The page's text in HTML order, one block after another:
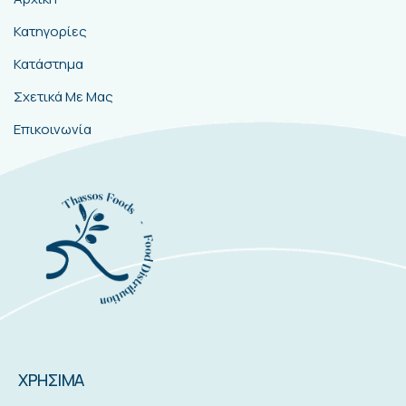
ΠΛΗΡΟΦΟΡΙΕΣ
Αρχική
Κατηγορίες
Κατάστημα
Σχετικά Με Μας
Επικοινωνία